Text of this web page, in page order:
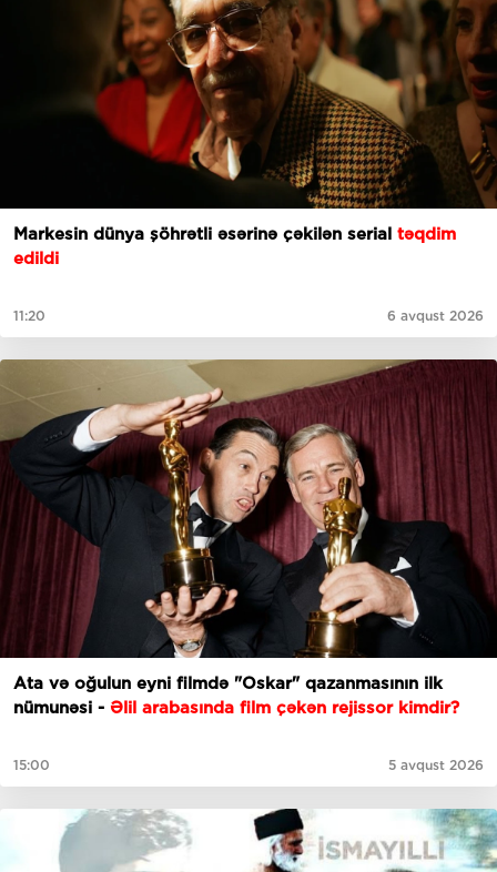
Markesin dünya şöhrətli əsərinə çəkilən serial təqdim
edildi
11:20 6 avqust 2026
Ata və oğulun eyni filmdə "Oskar" qazanmasının ilk
nümunəsi - Əlil arabasında film çəkən rejissor kimdir?
15:00 5 avqust 2026